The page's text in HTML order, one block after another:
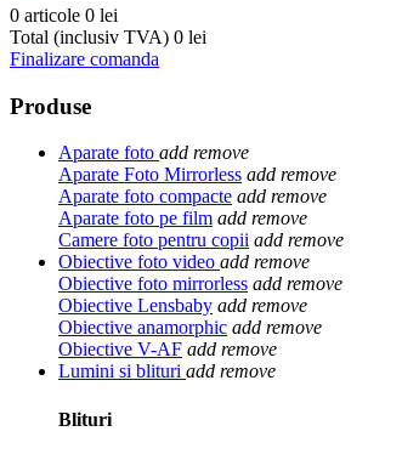
0 articole 0 lei
Total (inclusiv TVA) 0 lei
Finalizare comanda
Produse
Aparate foto add remove
Aparate Foto Mirrorless add remove
Aparate foto compacte add remove
Aparate foto pe film add remove
Camere foto pentru copii add remove
Obiective foto video add remove
Obiective foto mirrorless add remove
Obiective Lensbaby add remove
Obiective anamorphic add remove
Obiective V-AF add remove
Lumini si blituri add remove
Blituri